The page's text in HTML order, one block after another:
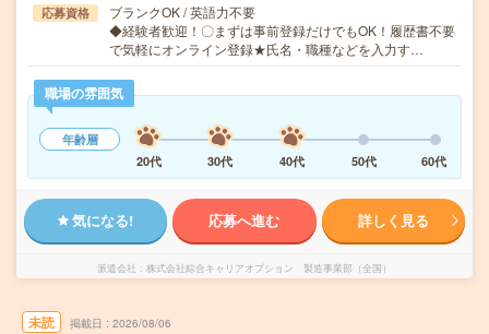
応募資格
ブランクOK / 英語力不要
◆経験者歓迎！〇まずは事前登録だけでもOK！履歴書不要
で気軽にオンライン登録★氏名・職種などを入力す…
職場の雰囲気
年齢層
20代
30代 40代 50代 60代
気になる! 応募へ進む 詳しく見る
派遣会社 株式会社綜合キャリアオプション 製造事業部（全国）
未読 掲載日 2026/08/06